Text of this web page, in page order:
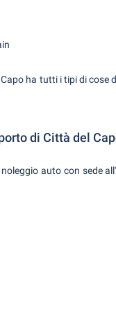
ha tutti i tipi di cose
di Città del
auto con sede